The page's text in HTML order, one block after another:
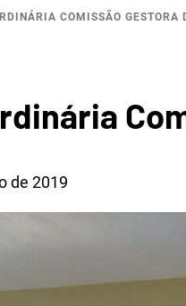
COMISSÃO GESTORA
de 2019